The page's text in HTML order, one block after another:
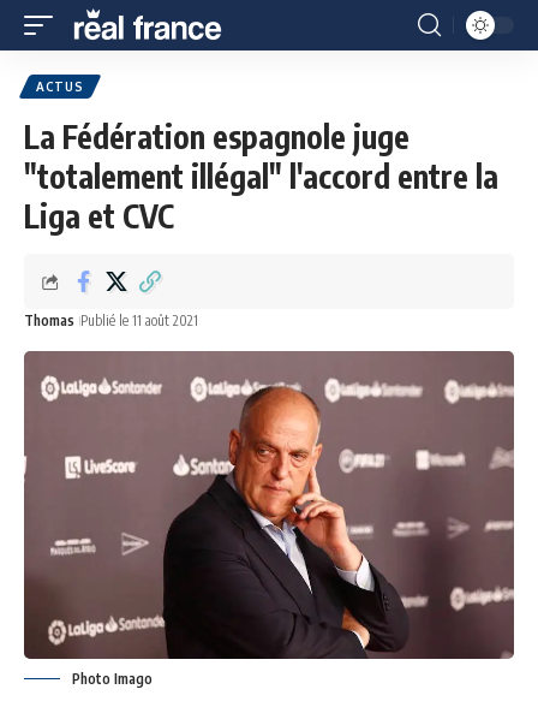
ACTUS
La Fédération espagnole juge
"totalement illégal" l'accord entre la
Liga et CVC
Thomas Publié le 11 août 2021
Photo Imago